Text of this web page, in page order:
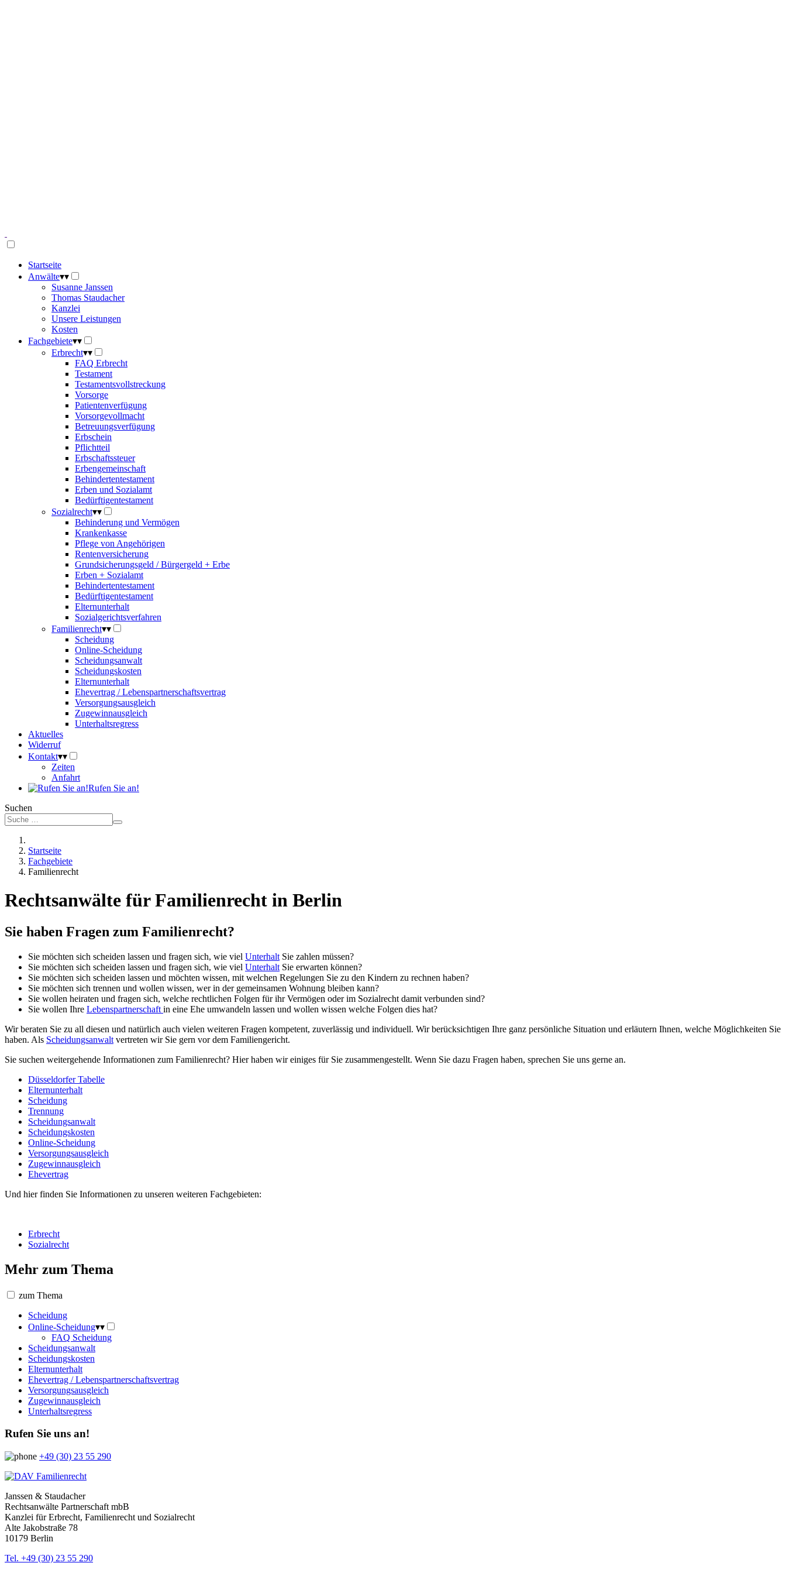
Startseite
Anwälte▾▾
Susanne Janssen
Thomas Staudacher
Kanzlei
Unsere Leistungen
Kosten
Fachgebiete▾▾
Erbrecht▾▾
FAQ Erbrecht
Testament
Testamentsvollstreckung
Vorsorge
Patientenverfügung
Vorsorgevollmacht
Betreuungsverfügung
Erbschein
Pflichtteil
Erbschaftssteuer
Erbengemeinschaft
Behindertentestament
Erben und Sozialamt
Bedürftigentestament
Sozialrecht▾▾
Behinderung und Vermögen
Krankenkasse
Pflege von Angehörigen
Rentenversicherung
Grundsicherungsgeld / Bürgergeld + Erbe
Erben + Sozialamt
Behindertentestament
Bedürftigentestament
Elternunterhalt
Sozialgerichtsverfahren
Familienrecht▾▾
Scheidung
Online-Scheidung
Scheidungsanwalt
Scheidungskosten
Elternunterhalt
Ehevertrag / Lebenspartnerschaftsvertrag
Versorgungsausgleich
Zugewinnausgleich
Unterhaltsregress
Aktuelles
Widerruf
Kontakt▾▾
Zeiten
Anfahrt
Rufen Sie an!
Suchen
Startseite
Fachgebiete
Familienrecht
Rechtsanwälte für Familienrecht in Berlin
Sie haben Fragen zum Familienrecht?
Sie möchten sich scheiden lassen und fragen sich, wie viel Unterhalt Sie zahlen müssen?
Sie möchten sich scheiden lassen und fragen sich, wie viel Unterhalt Sie erwarten können?
Sie möchten sich scheiden lassen und möchten wissen, mit welchen Regelungen Sie zu den Kindern zu rechnen haben?
Sie möchten sich trennen und wollen wissen, wer in der gemeinsamen Wohnung bleiben kann?
Sie wollen heiraten und fragen sich, welche rechtlichen Folgen für ihr Vermögen oder im Sozialrecht damit verbunden sind?
Sie wollen Ihre Lebenspartnerschaft in eine Ehe umwandeln lassen und wollen wissen welche Folgen dies hat?
Wir beraten Sie zu all diesen und natürlich auch vielen weiteren Fragen kompetent, zuverlässig und individuell. Wir berücksichtigen Ihre ganz persönliche Situation und erläutern Ihnen, welche Möglichkeiten Sie
haben. Als Scheidungsanwalt vertreten wir Sie gern vor dem Familiengericht.
Sie suchen weitergehende Informationen zum Familienrecht? Hier haben wir einiges für Sie zusammengestellt. Wenn Sie dazu Fragen haben, sprechen Sie uns gerne an.
Düsseldorfer Tabelle
Elternunterhalt
Scheidung
Trennung
Scheidungsanwalt
Scheidungskosten
Online-Scheidung
Versorgungsausgleich
Zugewinnausgleich
Ehevertrag
Und hier finden Sie Informationen zu unseren weiteren Fachgebieten:
Erbrecht
Sozialrecht
Mehr zum Thema
zum Thema
Scheidung
Online-Scheidung▾▾
FAQ Scheidung
Scheidungsanwalt
Scheidungskosten
Elternunterhalt
Ehevertrag / Lebenspartnerschaftsvertrag
Versorgungsausgleich
Zugewinnausgleich
Unterhaltsregress
Rufen Sie uns an!
+49 (30) 23 55 290
Janssen & Staudacher
Rechtsanwälte Partnerschaft mbB
Kanzlei für Erbrecht, Familienrecht und Sozialrecht
Alte Jakobstraße 78
10179 Berlin
Tel. +49 (30) 23 55 290